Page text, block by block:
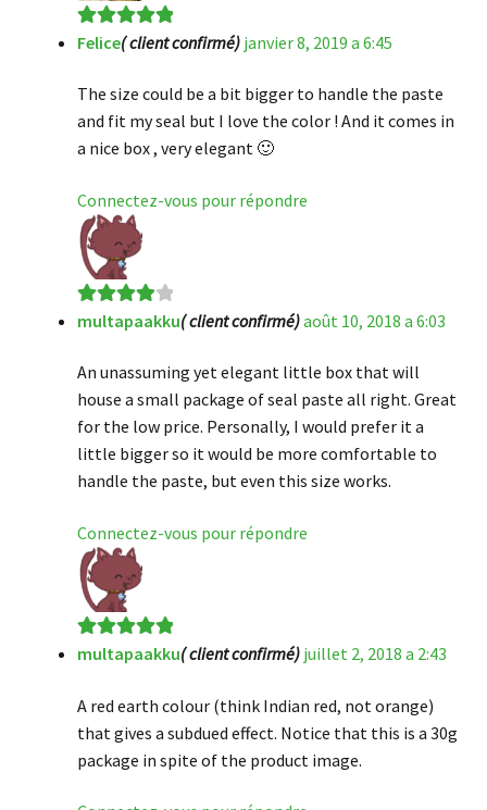
Note5sur 5
Felice( client confirmé) janvier 8, 2019 a 6:45
The size could be a bit bigger to handle the paste
and fit my seal but I love the color ! And it comes in
a nice box , very elegant 🙂
Connectez-vous pour répondre
Note4sur
multapaakku( client confirmé)août 10, 2018 a 6:03
An unassuming yet elegant little box that will
house a small package of seal paste all right. Great
for the low price. Personally, I would prefer it a
little bigger so it would be more comfortable to
handle the paste, but even this size works.
Connectez-vous pour répondre
Note5sur 5
multapaakku( client confirmé) juillet 2, 2018 a 2:43
A red earth colour (think Indian red, not orange)
that gives a subdued effect. Notice that this is a 30g
package in spite of the product image.